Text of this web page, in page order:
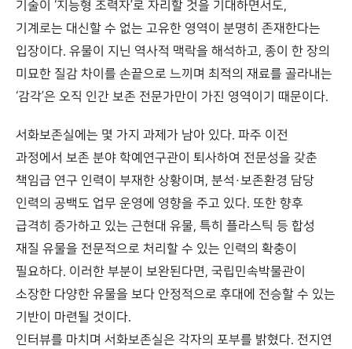
기술이 ‘지능형 조력자’로 자리할 것을 기대하면서도,
기계로는 대신할 수 없는 고유한 영역이 분명히 존재한다는
입장이다. 유물이 지닌 역사적 맥락을 해석하고, 종이 한 장의
미묘한 질감 차이를 손끝으로 느끼며 최적의 재료를 골라내는
‘감각’은 오직 인간 보존 전문가만이 가진 영역이기 때문이다.
서화보존실에는 몇 가지 과제가 남아 있다. 파주 이전
과정에서 보존 분야 학예연구관이 퇴사하여 전문성을 갖춘
책임급 연구 인력이 부재한 상황이며, 분석·보존환경 담당
인력의 공백도 업무 운영에 영향을 주고 있다. 또한 향후
급격히 증가하고 있는 근현대 유물, 특히 플라스틱 등 합성
재질 유물을 전문적으로 처리할 수 있는 인력의 확충이
필요하다. 이러한 부분이 보완된다면, 국립민속박물관이
소장한 다양한 유물을 보다 안정적으로 후대에 전승할 수 있는
기반이 마련될 것이다.
인터뷰를 마치며 서화보존실은 각자의 포부를 밝혔다. 전지연